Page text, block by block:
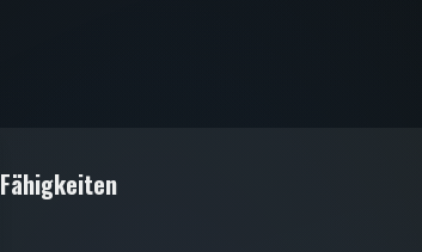
Fähigkeiten